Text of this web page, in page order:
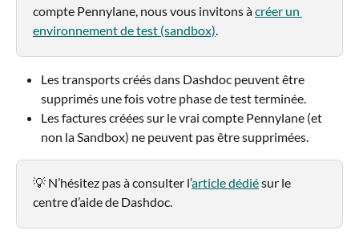
compte Pennylane, nous vous invitons à créer un
environnement de test (sandbox).
Les transports créés dans Dashdoc peuvent être
supprimés une fois votre phase de test terminée.
Les factures créées sur le vrai compte Pennylane (et
non la Sandbox) ne peuvent pas être supprimées.
💡 N’hésitez pas à consulter l’article dédié sur le
centre d’aide de Dashdoc.